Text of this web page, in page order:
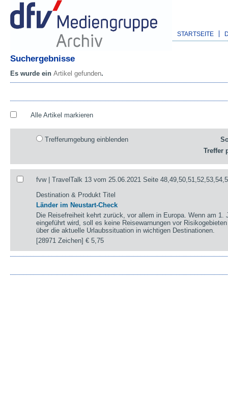
STARTSEITE
Suchergebnisse
Es wurde ein Artikel gefunden.
Alle Artikel markieren
Trefferumgebung einblenden
Treffer
fvw | TravelTalk 13 vom 25.06.2021 Seite
Destination & Produkt Titel
Länder im Neustart-Check
Die Reisefreiheit kehrt zurück, vor allem in Europa. Wenn am 1.
eingeführt wird, soll es keine Reisewarnungen vor
über die aktuelle Urlaubssituation in wichtigen Destinationen.
[28971 Zeichen]€ 5,75